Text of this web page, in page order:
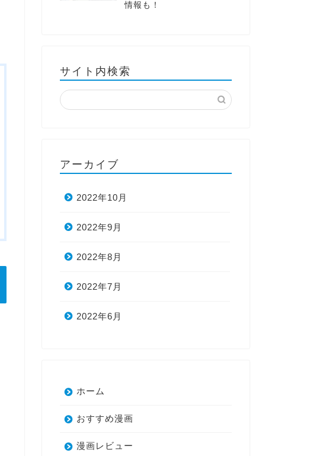
情報も！
サイト内検索
アーカイブ
2022年10月
2022年9月
2022年8月
2022年7月
2022年6月
ホーム
おすすめ漫画
漫画レビュー